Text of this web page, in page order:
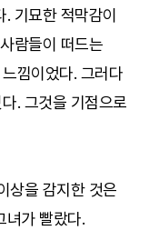
기묘한 적막감이
람들이 떠드는
낌이었다. 그러다
. 그것을 기점으로
상을 감지한 것은
녀가 빨랐다.